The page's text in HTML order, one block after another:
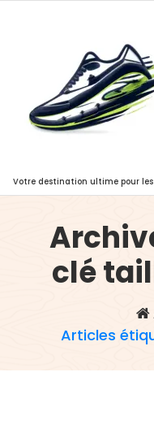
Votre destination ultime pour les
clé
Articles